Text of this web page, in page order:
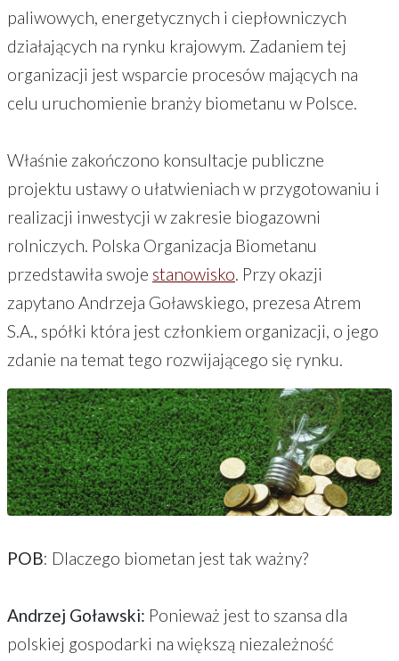
paliwowych, energetycznych i ciepłowniczych
działających na rynku krajowym. Zadaniem tej
organizacji jest wsparcie procesów mających na
celu uruchomienie branży biometanu w Polsce.
Właśnie zakończono konsultacje publiczne
projektu ustawy o ułatwieniach w przygotowaniu i
realizacji inwestycji w zakresie biogazowni
rolniczych. Polska Organizacja Biometanu
przedstawiła swoje stanowisko. Przy okazji
zapytano Andrzeja Goławskiego, prezesa Atrem
S.A., spółki która jest członkiem organizacji, o jego
zdanie na temat tego rozwijającego się rynku.
POB: Dlaczego biometan jest tak ważny?
Andrzej Goławski: Ponieważ jest to szansa dla
polskiej gospodarki na większą niezależność